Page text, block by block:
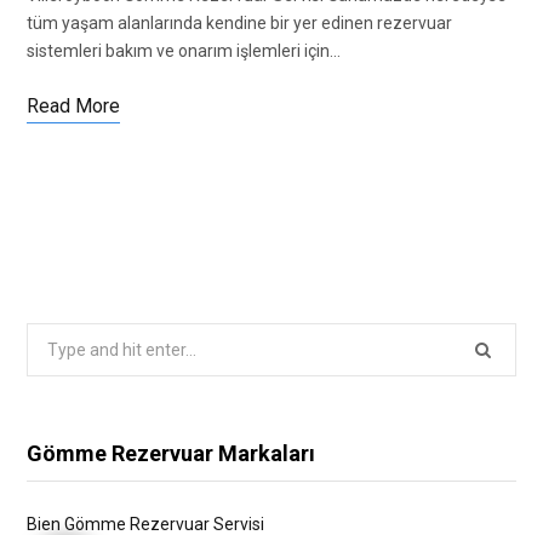
tüm yaşam alanlarında kendine bir yer edinen rezervuar
sistemleri bakım ve onarım işlemleri için…
Read More
Gömme Rezervuar Markaları
Bien Gömme Rezervuar Servisi